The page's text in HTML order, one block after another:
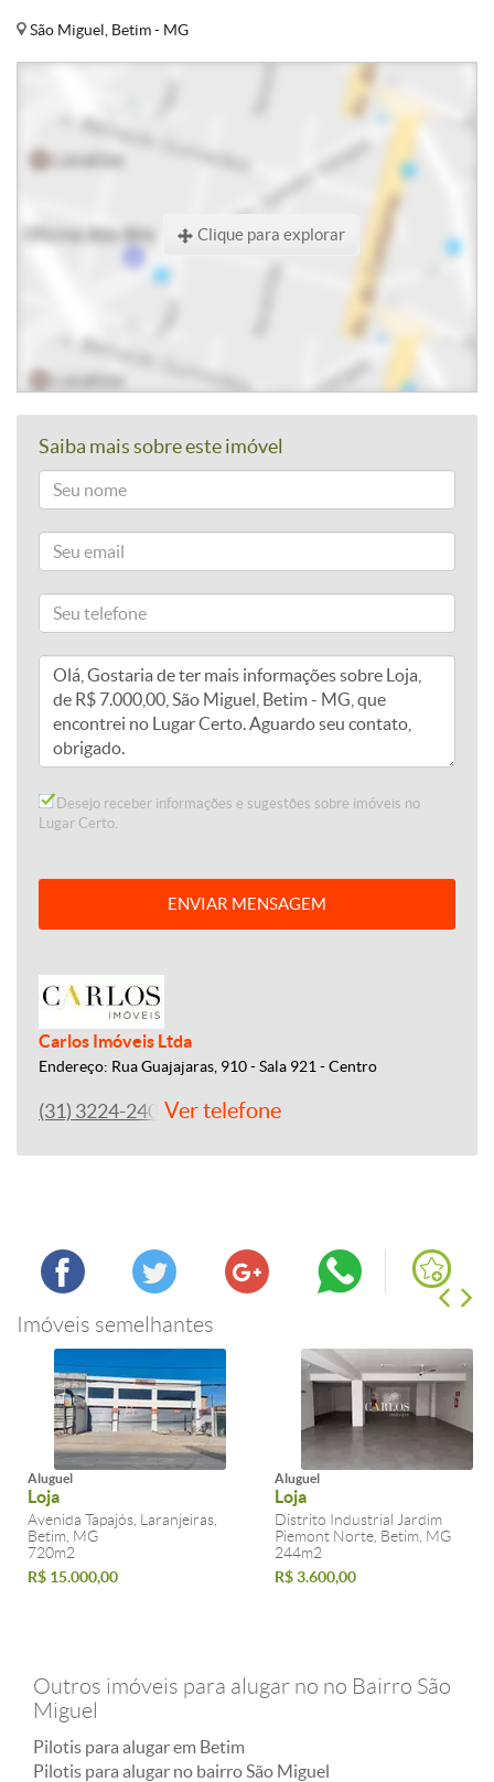
São Miguel, Betim - MG
Clique para explorar
Saiba mais sobre este imóvel
Desejo receber informações e sugestões sobre imóveis no
Lugar Certo.
ENVIAR MENSAGEM
Carlos Imóveis Ltda
Endereço: Rua Guajajaras, 910 - Sala 921 - Centro
(31) 3224-2400Ver telefone
Imóveis semelhantes
Aluguel
Loja
Avenida Tapajós, Laranjeiras,
Betim, MG
720m2
R$ 15.000,00
Aluguel
Loja
Distrito Industrial Jardim
Piemont Norte, Betim, MG
244m2
R$ 3.600,00
Outros imóveis para alugar no no Bairro São
Miguel
Pilotis para alugar em Betim
Pilotis para alugar no bairro São Miguel